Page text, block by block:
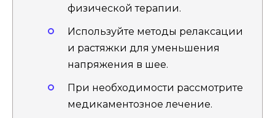
физической терапии.
Используйте методы релаксации
и растяжки для уменьшения
напряжения в шее.
При необходимости рассмотрите
медикаментозное лечение.